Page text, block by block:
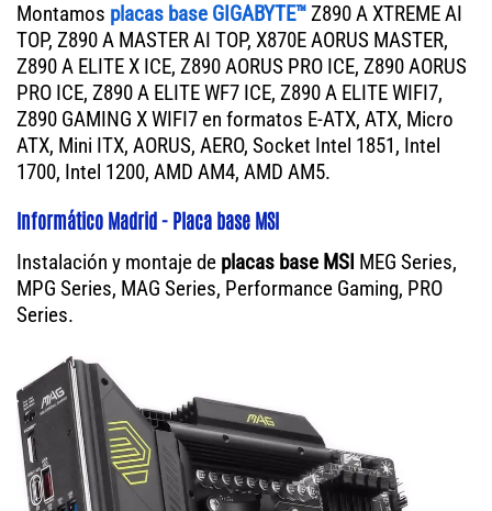
Montamos placas base GIGABYTE™Z890 A XTREME AI
TOP, Z890 A MASTER AI TOP, X870E AORUS MASTER,
Z890 A ELITE X ICE, Z890 AORUS PRO ICE, Z890 AORUS
PRO ICE, Z890 A ELITE WF7 ICE, Z890 A ELITE WIFI7,
Z890 GAMING X WIFI7 en formatos E-ATX, ATX, Micro
ATX, Mini ITX, AORUS, AERO, Socket Intel 1851, Intel
1700, Intel 1200, AMD AM4, AMD AM5.
Informático Madrid - Placa base MSI
Instalación y montaje de placas base MSI MEG Series,
MPG Series, MAG Series, Performance Gaming, PRO
Series.